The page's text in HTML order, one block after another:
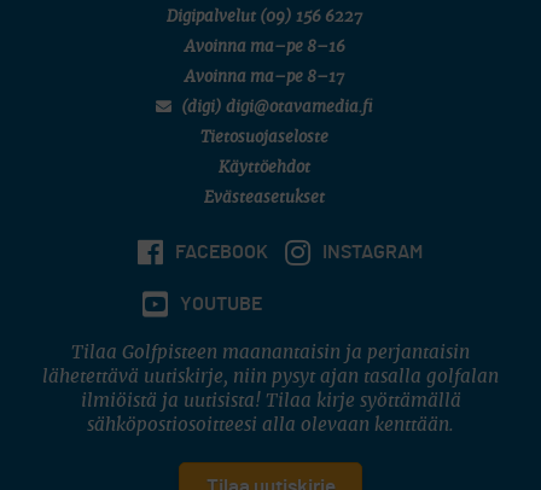
Digipalvelut (09) 156 6227
Avoinna ma–pe 8–16
Avoinna ma–pe 8–17
(digi) digi@otavamedia.fi
Tietosuojaseloste
Käyttöehdot
Evästeasetukset
FACEBOOK INSTAGRAM
YOUTUBE
Tilaa Golfpisteen maanantaisin ja perjantaisin
lähetettävä uutiskirje, niin pysyt ajan tasalla golfalan
ilmiöistä ja uutisista! Tilaa kirje syöttämällä
sähköpostiosoitteesi alla olevaan kenttään.